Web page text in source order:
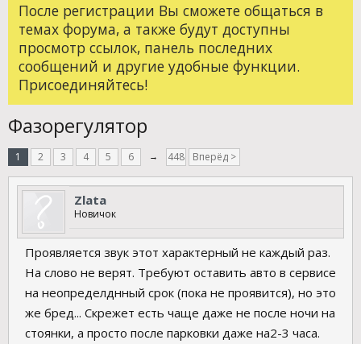
После регистрации Вы сможете общаться в
темах форума, а также будут доступны
просмотр ссылок, панель последних
сообщений и другие удобные функции.
Присоединяйтесь!
Фазорегулятор
1 2 3 4 5 6 → 448 Вперёд >
Zlata
Новичок
Проявляется звук этот характерный не каждый раз.
На слово не верят. Требуют оставить авто в сервисе
на неопределднный срок (пока не проявится), но это
же бред... Скрежет есть чаще даже не после ночи на
стоянки, а просто после парковки даже на2-3 часа.